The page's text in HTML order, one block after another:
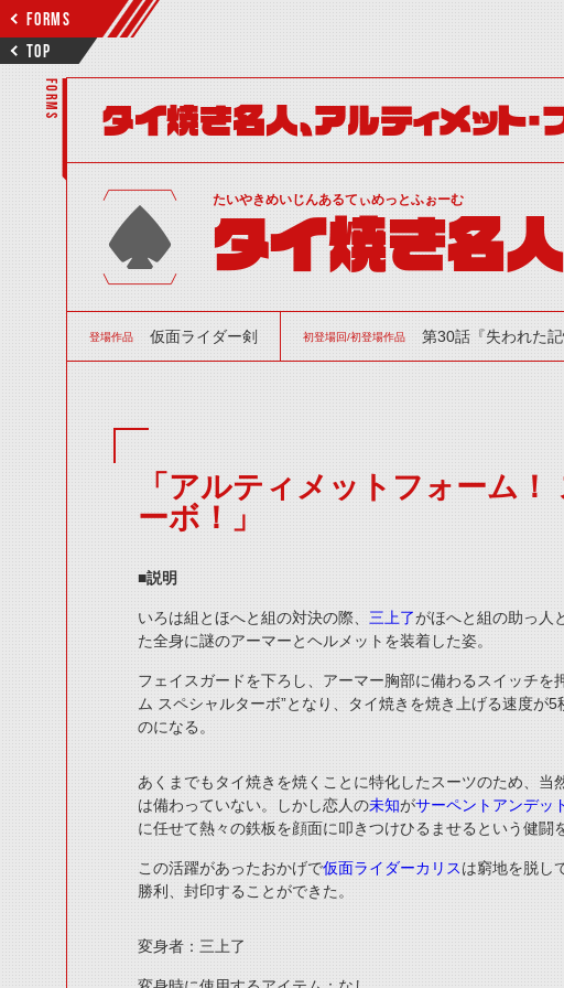
FORMS
TOP
FORMS
タイ焼き名人、アルティメット・
たいやきめいじんあるてぃめっとふぉーむ
タイ焼き名人
登場作品 仮面ライダー剣 初登場回/初登場作品 第30話『失われた
「アルティメットフォーム！
ーボ！」
■説明
いろは組とほへと組の対決の際、 三上了がほへと組の助っ人
た全身に謎のアーマーとヘルメットを装着した姿。
フェイスガードを下ろし、アーマー胸部に備わるスイッチを
ム スペシャルターボ”となり、タイ焼きを焼き上げる速度が5
のになる。
あくまでもタイ焼きを焼くことに特化したスーツのため、当
は備わっていない。しかし恋人の未知がサーペントアンデッ
に任せて熱々の鉄板を顔面に叩きつけひるませるという健闘
この活躍があったおかげで仮面ライダーカリスは窮地を脱し
勝利、封印することができた。
変身者：三上了